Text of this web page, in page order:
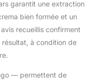
garantit une extraction
bien formée et un
recueillis confirment
à condition de
— permettent de